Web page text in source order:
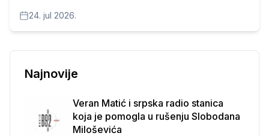
Impressum
24. jul 2026.
Najnovije
Veran Matić i srpska radio stanica
koja je pomogla u rušenju Slobodana
Miloševića